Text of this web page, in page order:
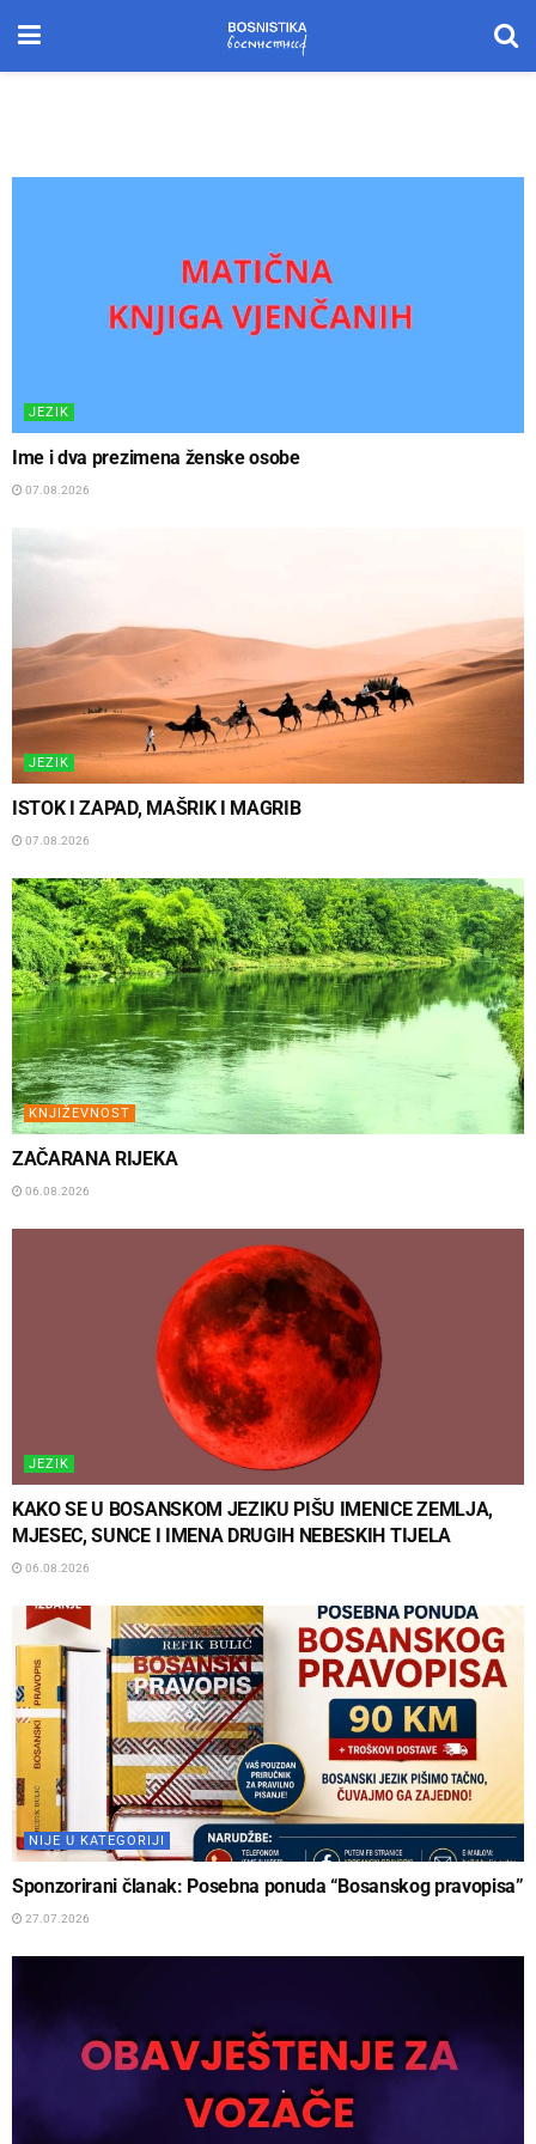
JEZIK
Ime i dva prezimena ženske osobe
07.08.2026
JEZIK
ISTOK I ZAPAD, MAŠRIK I MAGRIB
07.08.2026
KNJIŽEVNOST
ZAČARANA RIJEKA
06.08.2026
JEZIK
KAKO SE U BOSANSKOM JEZIKU PIŠU IMENICE ZEMLJA,
MJESEC, SUNCE I IMENA DRUGIH NEBESKIH TIJELA
06.08.2026
NIJE U KATEGORIJI
Sponzorirani članak: Posebna ponuda “Bosanskog pravopisa”
27.07.2026